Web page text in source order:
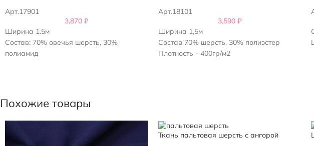
Арт.17901
3,870₽
Ширина 1.5м
Состав: 70% овечья шерсть, 30%
полиамид
Арт.18101
3,590 ₽
Ширина 1,5м
Состав 70% шерсть, 30% полиэстер
Плотность - 400гр/м2
Похожие товары
Ткань пальтовая шерсть с ангорой